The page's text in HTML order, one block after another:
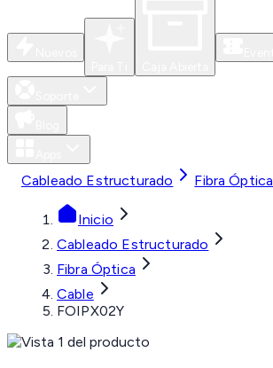
Cableado Estructurado Fibra Óptica
Inicio
Cableado Estructurado
Fibra Óptica
Cable
FOIPX02Y